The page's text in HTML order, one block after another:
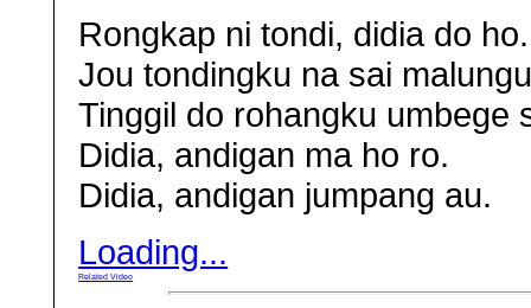
Rongkap ni tondi, didia do ho.
Jou tondingku na sai
Tinggil do rohangku umbege
Didia, andigan ma ho ro.
Didia, andigan jumpang au.
Loading...
Related Video